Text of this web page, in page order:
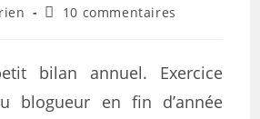
10 commentaires
bilan annuel. Exercice
blogueur en fin d’année